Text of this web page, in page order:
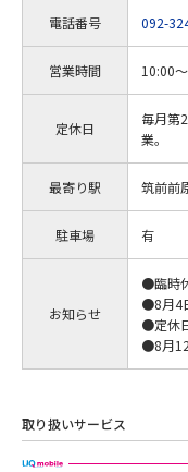
電話番号 092-
営業時間 10:00
定休日
毎月第
業。
最寄り駅 筑前前
駐車場 有
お知らせ
●臨時
●8月4
●定休
●8月
取り扱いサービス